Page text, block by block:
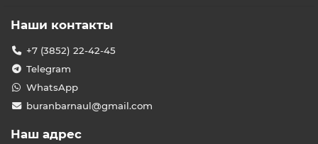
Наши контакты
+7 (3852) 22-42-45
Telegram
WhatsApp
buranbarnaul@gmail.com
Наш адрес